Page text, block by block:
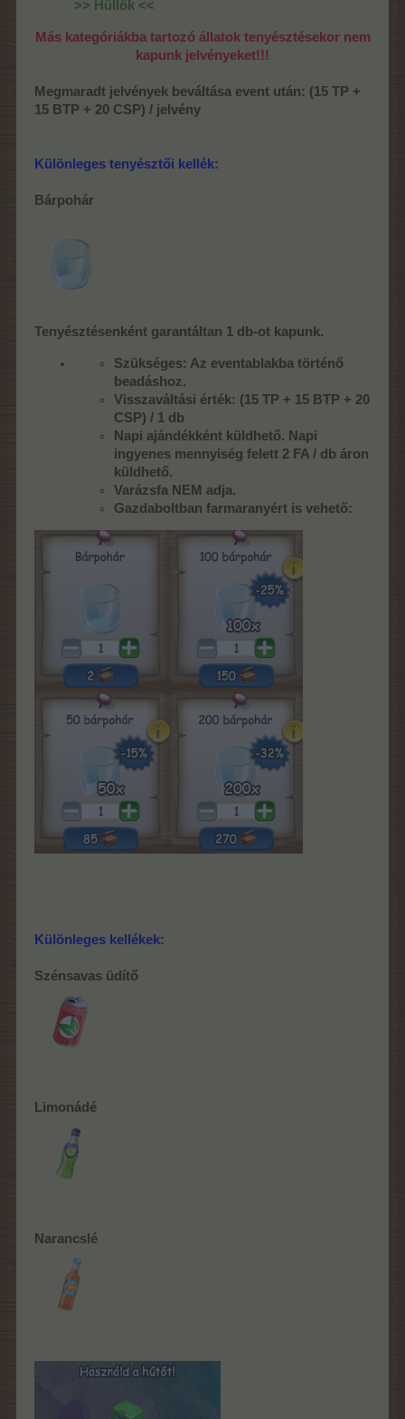
>> Hüllők <<
Más kategóriákba tartozó állatok tenyésztésekor nem
kapunk jelvényeket!!!
Megmaradt jelvények beváltása event után: (15 TP +
15 BTP + 20 CSP) / jelvény
Különleges tenyésztői kellék:
Bárpohár
Tenyésztésenként garantáltan 1 db-ot kapunk.
Szükséges: Az eventablakba történő
beadáshoz.
Visszaváltási érték: (15 TP + 15 BTP + 20
CSP) / 1 db
Napi ajándékként küldhető. Napi
ingyenes mennyiség felett 2 FA / db áron
küldhető.
Varázsfa NEM adja.
Gazdaboltban farmaranyért is vehető:
Különleges kellékek:
Szénsavas üdítő
Limonádé
Narancslé